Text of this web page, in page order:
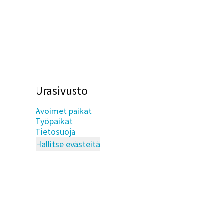
Urasivusto
Avoimet paikat
Työpaikat
Tietosuoja
Hallitse evästeitä